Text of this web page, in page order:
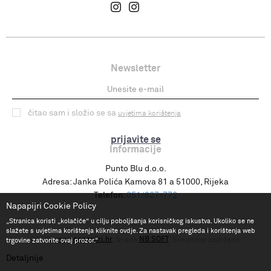
Newsletter
prijavite se
čitao sam i složio se sa uvjetima korištenja
Informacije
Punto Blu d.o.o.
Adresa: Janka Polića Kamova 81 a 51000, Rijeka
Telefon: 051/627-772
©2026www.napapijri.hr NB SOFT
Napapijri Cookie Policy
„Stranica koristi „kolačiće“ u cilju poboljšanja korisničkog iskustva. Ukoliko se ne
slažete s uvjetima korištenja kliknite ovdje. Za nastavak pregleda i korištenja web
trgovine zatvorite ovaj prozor.“
Detaljnije